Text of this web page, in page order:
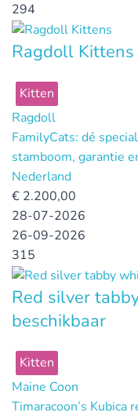
294
Ragdoll Kittens
Kitten
Ragdoll
FamilyCats: dé
stamboom, garantie
Nederland
€ 2.200,00
28-07-2026
26-09-2026
315
Red silver
beschikbaar
Kitten
Maine Coon
Timaracoon’s